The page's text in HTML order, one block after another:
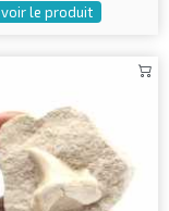
voir le produit